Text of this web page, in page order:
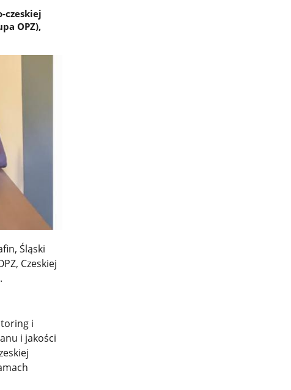
czeskiej
OPZ),
Śląski
Czeskiej
i
i jakości